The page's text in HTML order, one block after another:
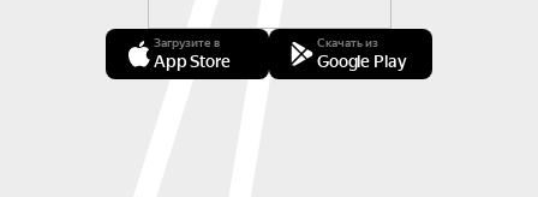
Загрузите в
App Store
Скачать из
Google Play